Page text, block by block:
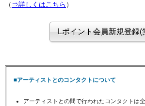
（ ⇒詳しくはこちら ）
■アーティストとのコンタクトについて
アーティストとの間で行われたコンタクトは